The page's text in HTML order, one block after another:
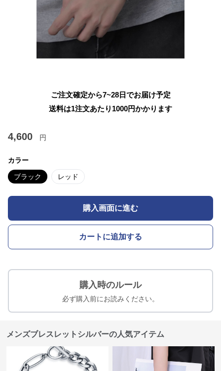
ご注文確定から7~28日でお届け予定
送料は1注文あたり 1000円かかります
4,600 円
カラー
ブラック レッド
購入画面に進む
カートに追加する
購入時のルール
必ず購入前にお読みください。
メンズブレスレットシルバーの人気アイテム